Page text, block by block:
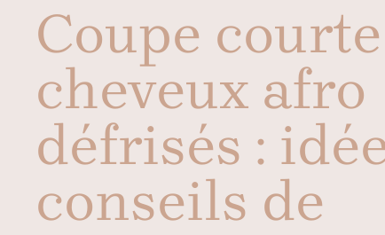
Coupe
cheveux afro
défrisés :
conseils de